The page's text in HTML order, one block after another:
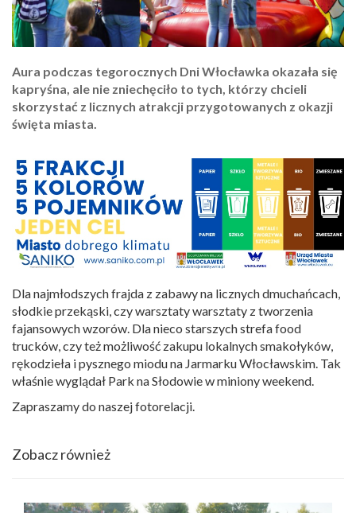
Aura podczas tegorocznych Dni Włocławka okazała się
kapryśna, ale nie zniechęciło to tych, którzy chcieli
skorzystać z licznych atrakcji przygotowanych z okazji
święta miasta.
Dla najmłodszych frajda z zabawy na licznych dmuchańcach,
słodkie przekąski, czy warsztaty warsztaty z tworzenia
fajansowych wzorów. Dla nieco starszych strefa food
trucków, czy też możliwość zakupu lokalnych smakołyków,
rękodzieła i pysznego miodu na Jarmarku Włocławskim. Tak
właśnie wyglądał Park na Słodowie w miniony weekend.
Zapraszamy do naszej fotorelacji.
Zobacz również